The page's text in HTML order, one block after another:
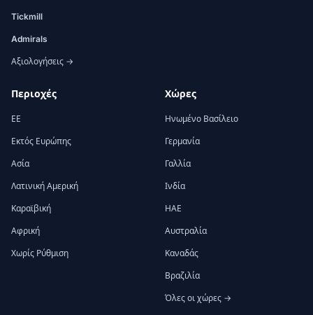
Tickmill
Admirals
Αξιολογήσεις →
Περιοχές
ΕΕ
Εκτός Ευρώπης
Ασία
Λατινική Αμερική
Καραϊβική
Αφρική
Χωρίς Ρύθμιση
Χώρες
Ηνωμένο Βασίλειο
Γερμανία
Γαλλία
Ινδία
ΗΑΕ
Αυστραλία
Καναδάς
Βραζιλία
Όλες οι χώρες →